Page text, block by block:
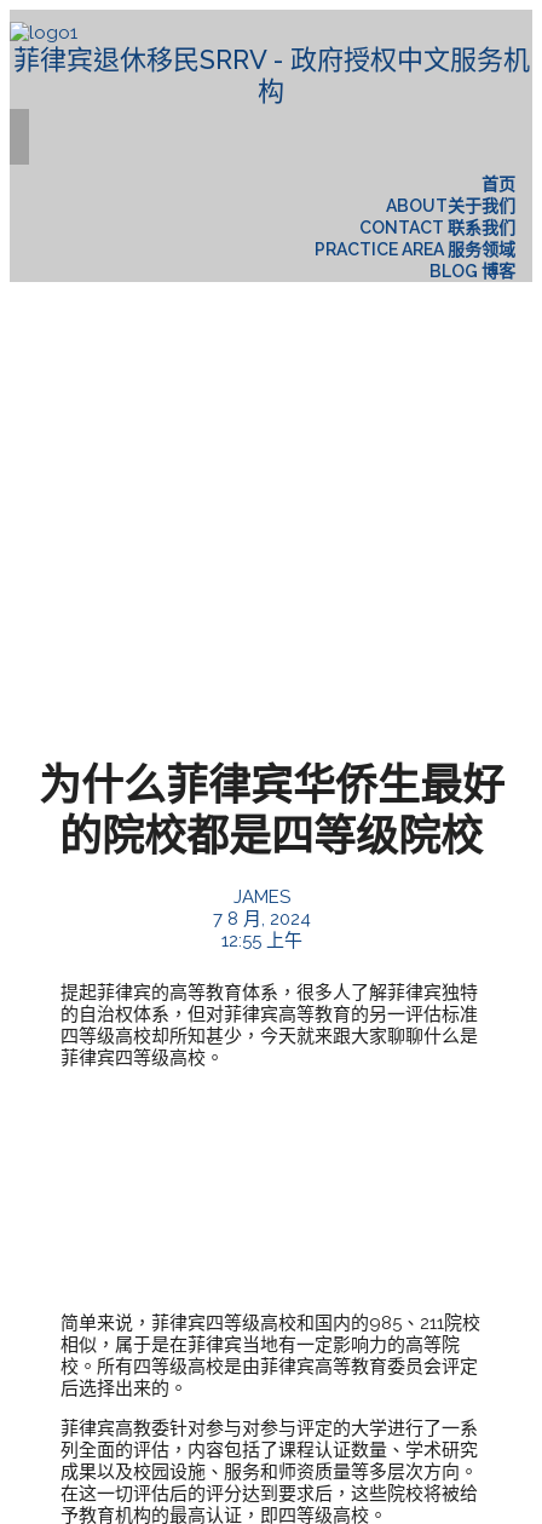
菲律宾退休移民SRRV - 政府授权中文服务机
构
首页
ABOUT关于我们
CONTACT 联系我们
PRACTICE AREA 服务领域
BLOG 博客
为什么菲律宾华侨生最好
的院校都是四等级院校
JAMES
7 8 月, 2024
12:55 上午
提起菲律宾的高等教育体系，很多人了解菲律宾独特
的自治权体系，但对菲律宾高等教育的另一评估标准
四等级高校却所知甚少，今天就来跟大家聊聊什么是
菲律宾四等级高校。
简单来说，菲律宾四等级高校和国内的985、211院校
相似，属于是在菲律宾当地有一定影响力的高等院
校。所有四等级高校是由菲律宾高等教育委员会评定
后选择出来的。
菲律宾高教委针对参与对参与评定的大学进行了一系
列全面的评估，内容包括了课程认证数量、学术研究
成果以及校园设施、服务和师资质量等多层次方向。
在这一切评估后的评分达到要求后，这些院校将被给
予教育机构的最高认证，即四等级高校。